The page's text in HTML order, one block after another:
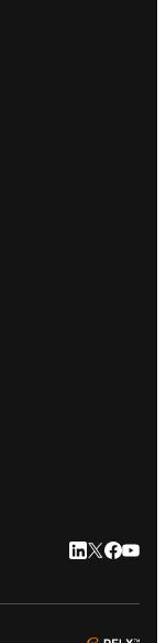
LinkedIn 新
Twitter 新